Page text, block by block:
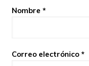
Nombre *
Correo electrónico *